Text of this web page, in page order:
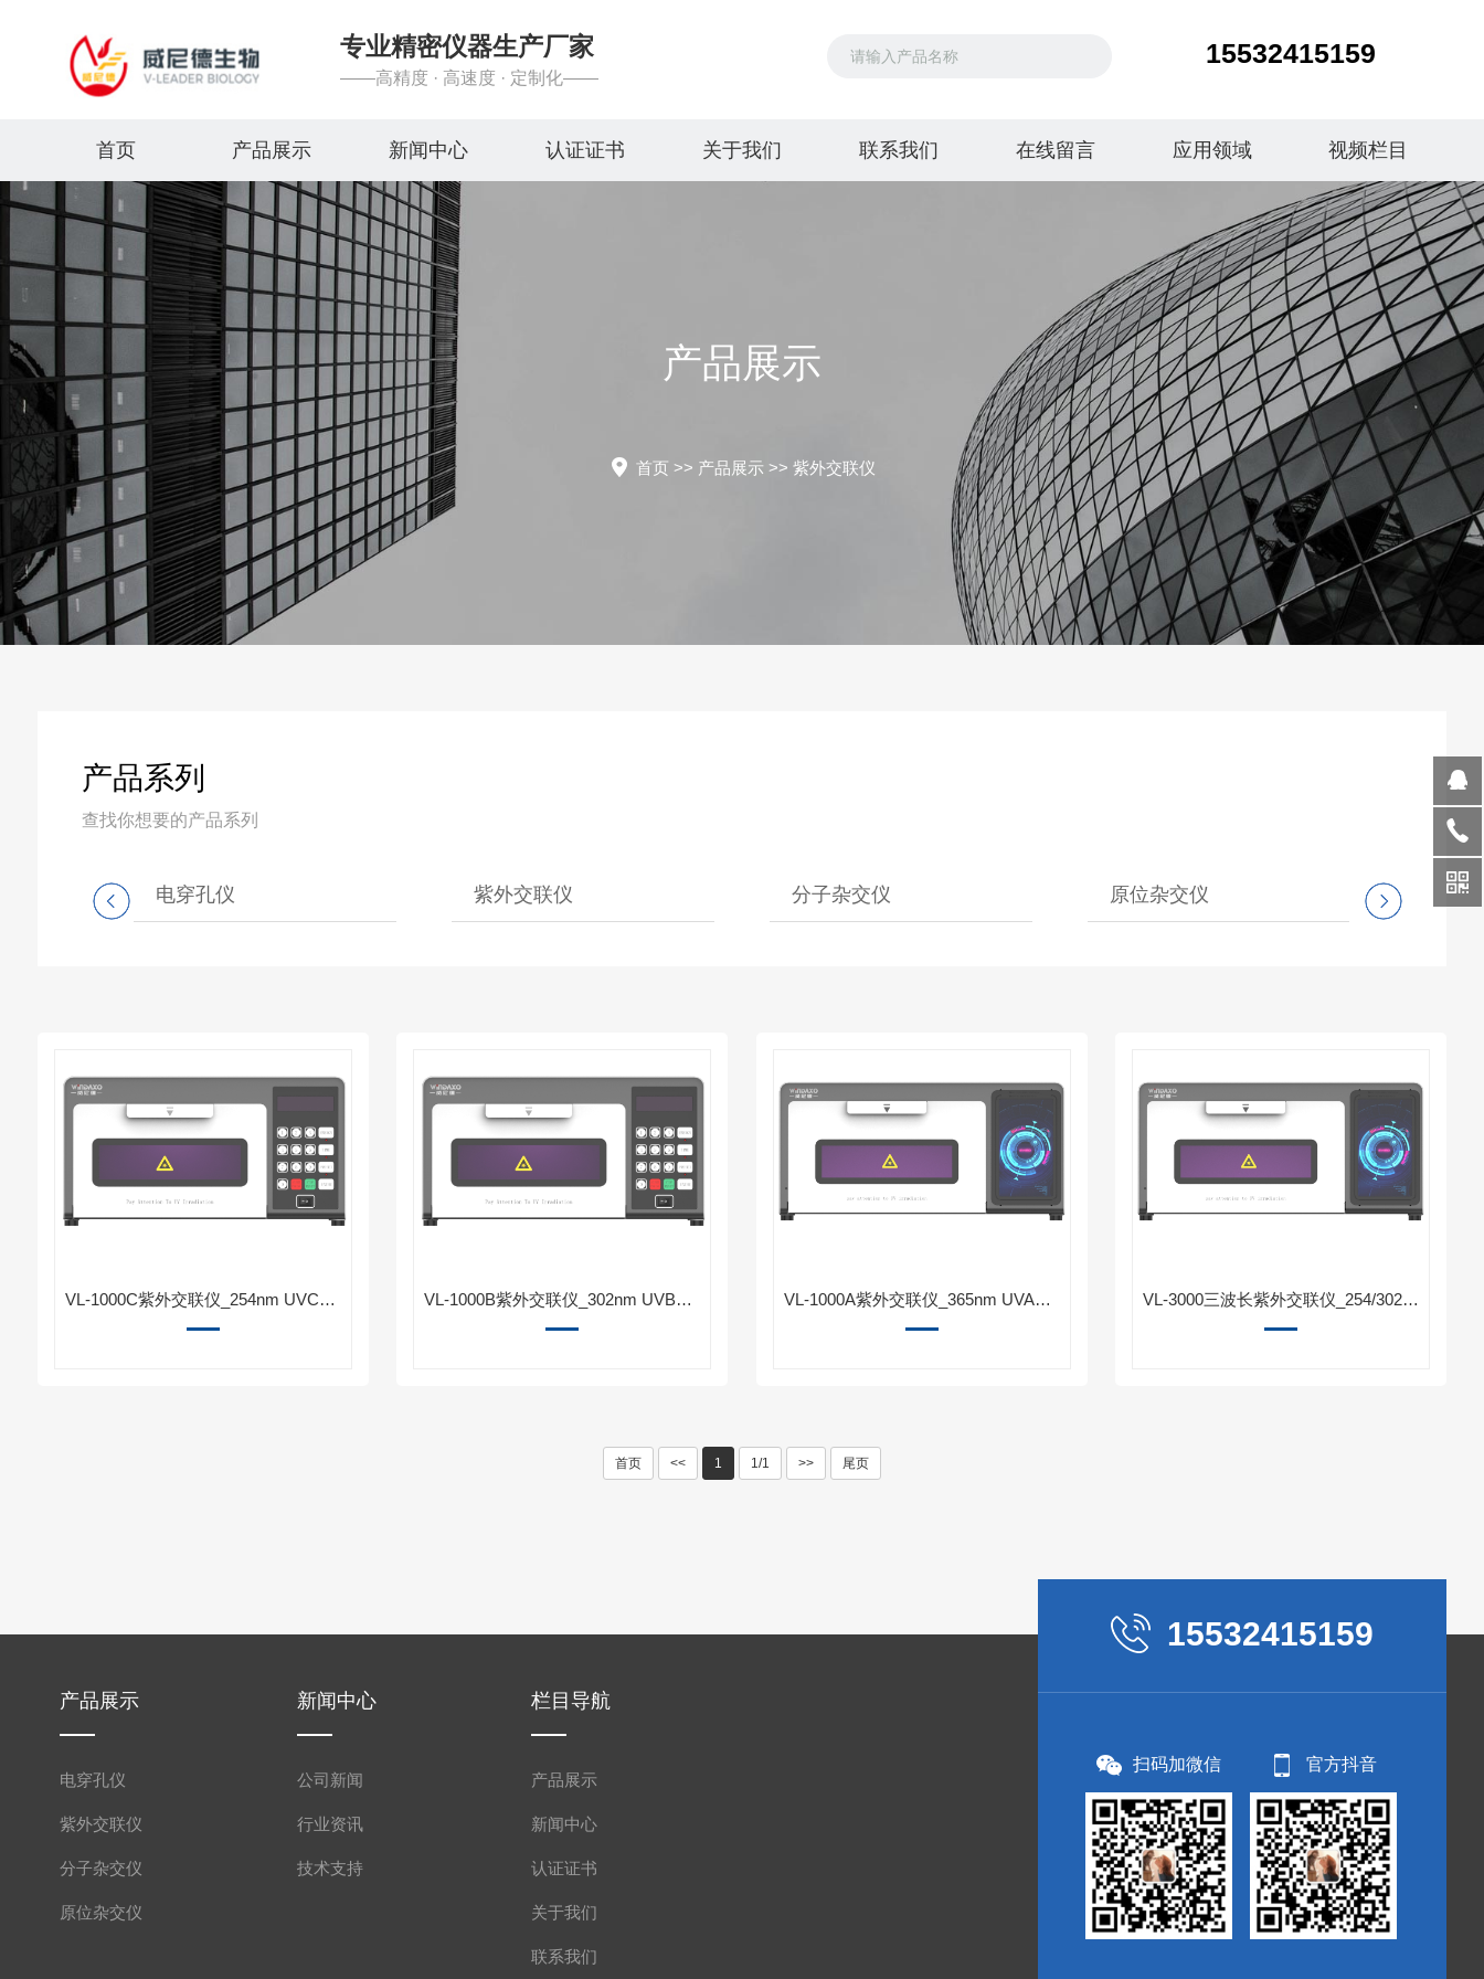
专业精密仪器生产厂家
——高精度 · 高速度 · 定制化——
15532415159
首页 产品展示 新闻中心 认证证书 关于我们 联系我们 在线留言 应用领域 视频栏目
产品展示
首页 >> 产品展示 >> 紫外交联仪
产品系列
查找你想要的产品系列
电穿孔仪 紫外交联仪 分子杂交仪 原位杂交仪 电穿
VL-1000C紫外交联仪_254nm UVC单波长-威尼德生物 VL-1000B紫外交联仪_302nm UVB单波长-威尼德生物 VL-1000A紫外交联仪_365nm UVA单波长-威尼德生物 VL-3000三波长紫外交联仪_254/302/365nm核酸交联CLIP光交联UV灭菌设备厂家
首页 << 1 1/1 >> 尾页
产品展示
电穿孔仪
紫外交联仪
分子杂交仪
原位杂交仪
新闻中心
公司新闻
行业资讯
技术支持
栏目导航
产品展示
新闻中心
认证证书
关于我们
联系我们
15532415159
扫码加微信 官方抖音